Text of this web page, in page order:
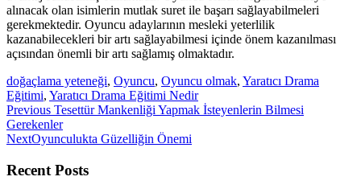
alınacak olan isimlerin mutlak suret ile başarı sağlayabilmeleri
gerekmektedir. Oyuncu adaylarının mesleki yeterlilik
kazanabilecekleri bir artı sağlayabilmesi içinde önem kazanılması
açısından önemli bir artı sağlamış olmaktadır.
doğaçlama yeteneği, Oyuncu, Oyuncu olmak, Yaratıcı Drama
Eğitimi, Yaratıcı Drama Eğitimi Nedir
PreviousPrevious
post:
Tesettür Mankenliği Yapmak İsteyenlerin Bilmesi
Gerekenler
NextNext
Oyunculukta Güzelliğin Önemi
Recent Posts